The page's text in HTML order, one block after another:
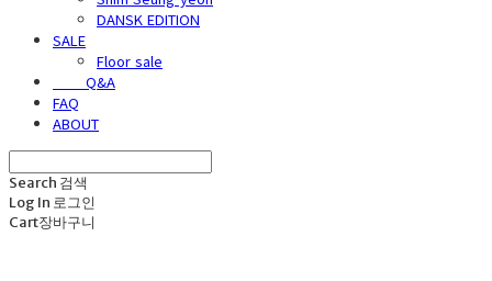
DANSK EDITION
SALE
Floor sale
⠀⠀⠀Q&A
FAQ
ABOUT
Search 검색
Log In 로그인
Cart장바구니